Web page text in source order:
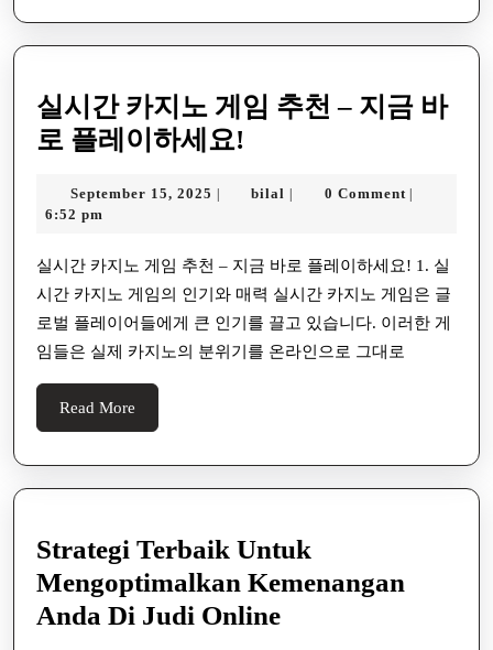
실시간 카지노 게임 추천 – 지금 바
로 플레이하세요!
간
지
노
게
임
–
금
바
로
플
September 15, 2025 September
| bilal bilal
| 0 Comment |
6:52 pm
실시간 카지노 게임 추천 – 지금 바로 플레이하세요! 1. 실
시간 카지노 게임의 인기와 매력 실시간 카지노 게임은 글
로벌 플레이어들에게 큰 인기를 끌고 있습니다. 이러한 게
임들은 실제 카지노의 분위기를 온라인으로 그대로
Read More
More
Strategi Terbaik Untuk
Mengoptimalkan Kemenangan
Anda Di Judi OnlineStrategi